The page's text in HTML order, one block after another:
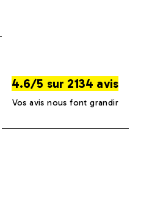
4.6/5 sur 2134 avis
Vos avis nous font grandir